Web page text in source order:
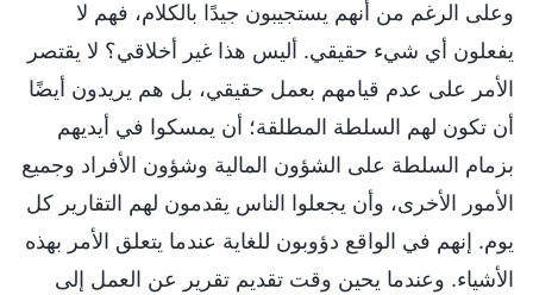
وعلى الرغم من أنهم يستجيبون جيدًا بالكلام، فهم لا
يفعلون أي شيء حقيقي. أليس هذا غير أخلاقي؟ لا يقتصر
الأمر على عدم قيامهم بعمل حقيقي، بل هم يريدون أيضًا
أن تكون لهم السلطة المطلقة؛ أن يمسكوا في أيديهم
بزمام السلطة على الشؤون المالية وشؤون الأفراد وجميع
الأمور الأخرى، وأن يجعلوا الناس يقدمون لهم التقارير كل
يوم. إنهم في الواقع دؤوبون للغاية عندما يتعلق الأمر بهذه
الأشياء. وعندما يحين وقت تقديم تقرير عن العمل إلى